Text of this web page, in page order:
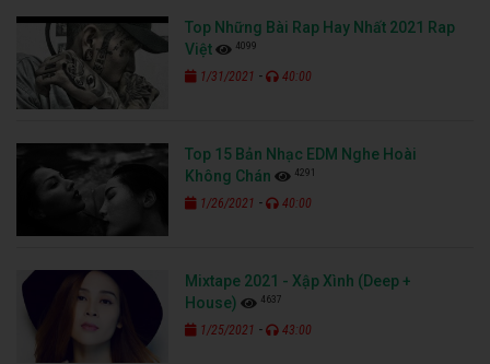
Top Những Bài Rap Hay Nhất 2021 Rap
Việt
4099
1/31/2021 - 40:00
Top 15 Bản Nhạc EDM Nghe Hoài
Không Chán
4291
1/26/2021 - 40:00
Mixtape 2021 - Xập Xình (Deep +
House)
4637
1/25/2021 - 43:00